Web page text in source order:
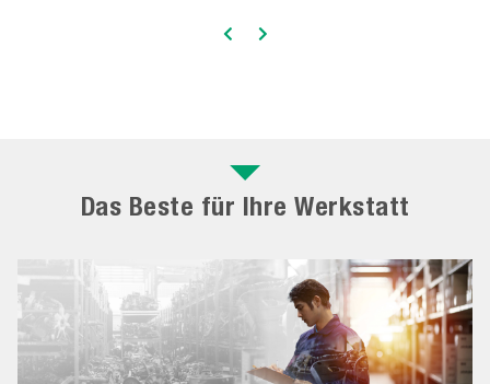
Das Beste für Ihre Werkstatt